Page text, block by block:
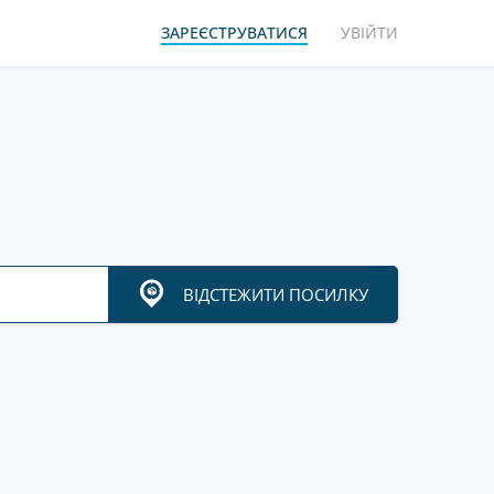
ЗАРЕЄСТРУВАТИСЯ УВІЙТИ
ВІДСТЕЖИТИ ПОСИЛКУ